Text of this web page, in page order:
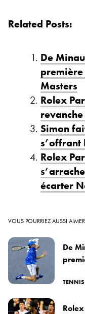
Related Posts:
De
première
Masters
Rolex
revanche
Simon
s’offrant
Rolex
écarter
VOUS POURRIEZ AUSSI AIMER
De